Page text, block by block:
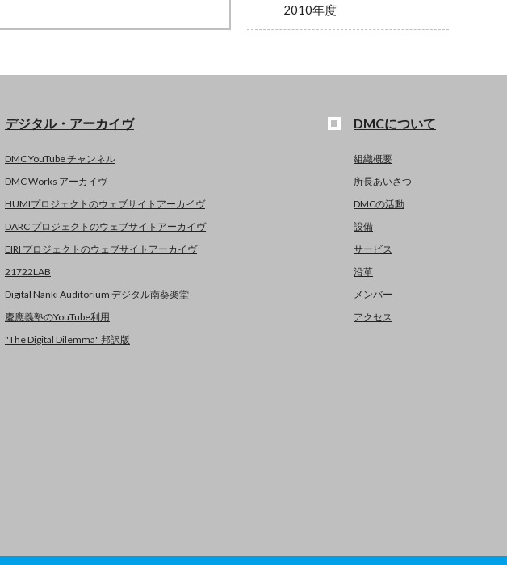
2010年度
デジタル・アーカイヴ
DMC YouTube チャンネル
DMC Works アーカイヴ
HUMIプロジェクトのウェブサイトアーカイヴ
DARC プロジェクトのウェブサイトアーカイヴ
EIRI プロジェクトのウェブサイトアーカイヴ
21722LAB
Digital Nanki Auditorium デジタル南葵楽堂
慶應義塾のYouTube利用
"The Digital Dilemma" 邦訳版
DMCについて
組織概要
所長あいさつ
DMCの活動
設備
サービス
沿革
メンバー
アクセス